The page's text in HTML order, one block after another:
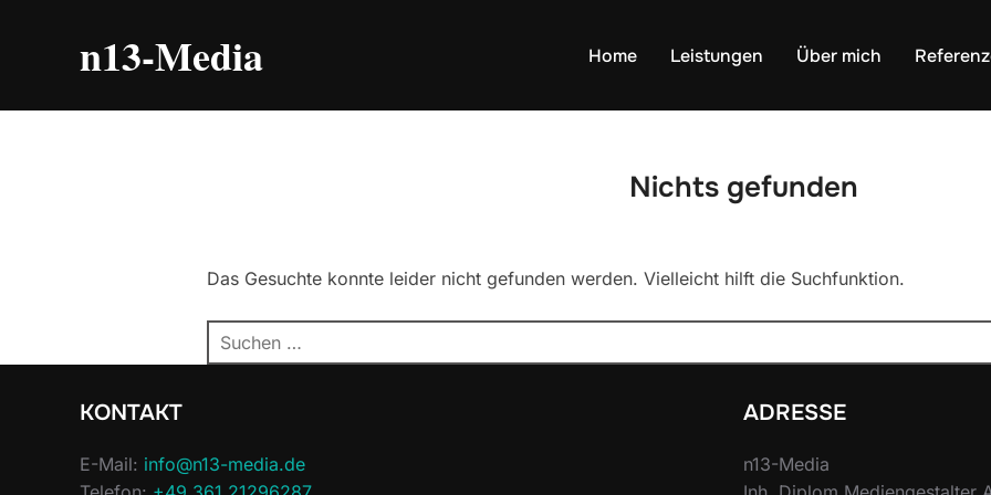
n13-Media Home Leistungen Über mich
Nichts gefunden
Das Gesuchte konnte leider nicht gefunden werden. Vielleicht hilft die Suchfunktion.
Suchen
nach:
KONTAKT
E-Mail: info@n13-media.de
ADRESSE
n13-Media